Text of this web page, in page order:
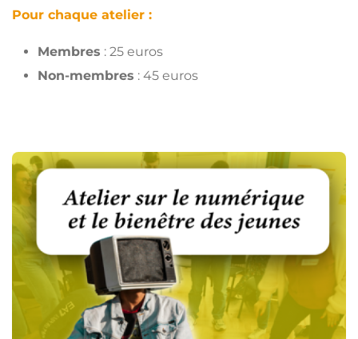
Pour chaque atelier :
Membres : 25 euros
Non-membres : 45 euros